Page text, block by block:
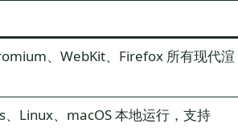
、WebKit、Firefox 所有现代渲
、Linux、macOS 本地运行，支持